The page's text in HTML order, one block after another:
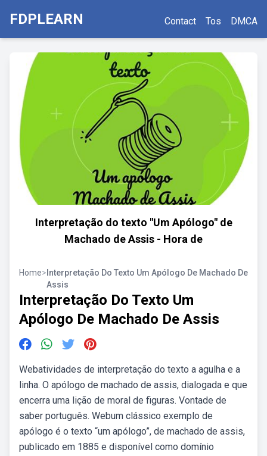
FDPLEARN Contact Tos DMCA
Interpretação do texto "Um Apólogo" de
Machado de Assis - Hora de
Home> Interpretação Do Texto Um Apólogo De Machado De
Assis
Interpretação Do Texto Um
Apólogo De Machado De Assis
Webatividades de interpretação do texto a agulha e a
linha. O apólogo de machado de assis, dialogada e que
encerra uma lição de moral de figuras. Vontade de
saber português. Webum clássico exemplo de
apólogo é o texto “um apólogo”, de machado de assis,
publicado em 1885 e disponível como domínio